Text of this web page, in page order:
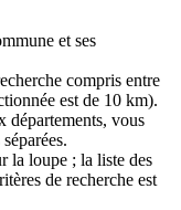
et ses
compris entre
est de 10 km).
départements, vous
la loupe ; la liste des
de recherche est